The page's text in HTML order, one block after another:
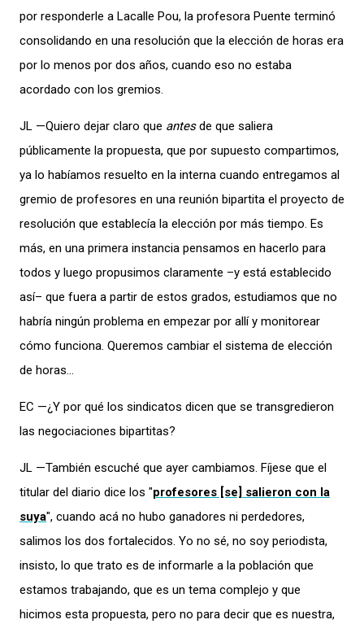
por responderle a Lacalle Pou, la profesora Puente terminó
consolidando en una resolución que la elección de horas era
por lo menos por dos años, cuando eso no estaba
acordado con los gremios.
JL —Quiero dejar claro que antesde que saliera
públicamente la propuesta, que por supuesto compartimos,
ya lo habíamos resuelto en la interna cuando entregamos al
gremio de profesores en una reunión bipartita el proyecto de
resolución que establecía la elección por más tiempo. Es
más, en una primera instancia pensamos en hacerlo para
todos y luego propusimos claramente –y está establecido
así– que fuera a partir de estos grados, estudiamos que no
habría ningún problema en empezar por allí y monitorear
cómo funciona. Queremos cambiar el sistema de elección
de horas…
EC —¿Y por qué los sindicatos dicen que se transgredieron
las negociaciones bipartitas?
JL —También escuché que ayer cambiamos. Fíjese que el
titular del diario dice los "profesores [se] salieron con la
suya", cuando acá no hubo ganadores ni perdedores,
salimos los dos fortalecidos. Yo no sé, no soy periodista,
insisto, lo que trato es de informarle a la población que
estamos trabajando, que es un tema complejo y que
hicimos esta propuesta, pero no para decir que es nuestra,